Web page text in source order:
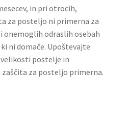
in pri otrocih,
za posteljo ni primerna za
onemoglih odraslih osebah
ni domače. Upoštevajte
postelje in
za posteljo primerna.